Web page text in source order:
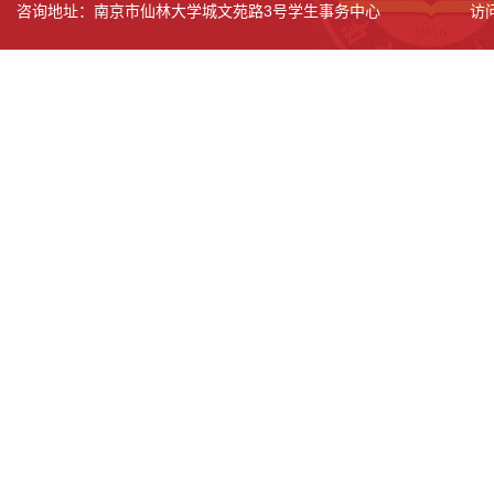
咨询地址：南京市仙林大学城文苑路3号学生事务中心
访